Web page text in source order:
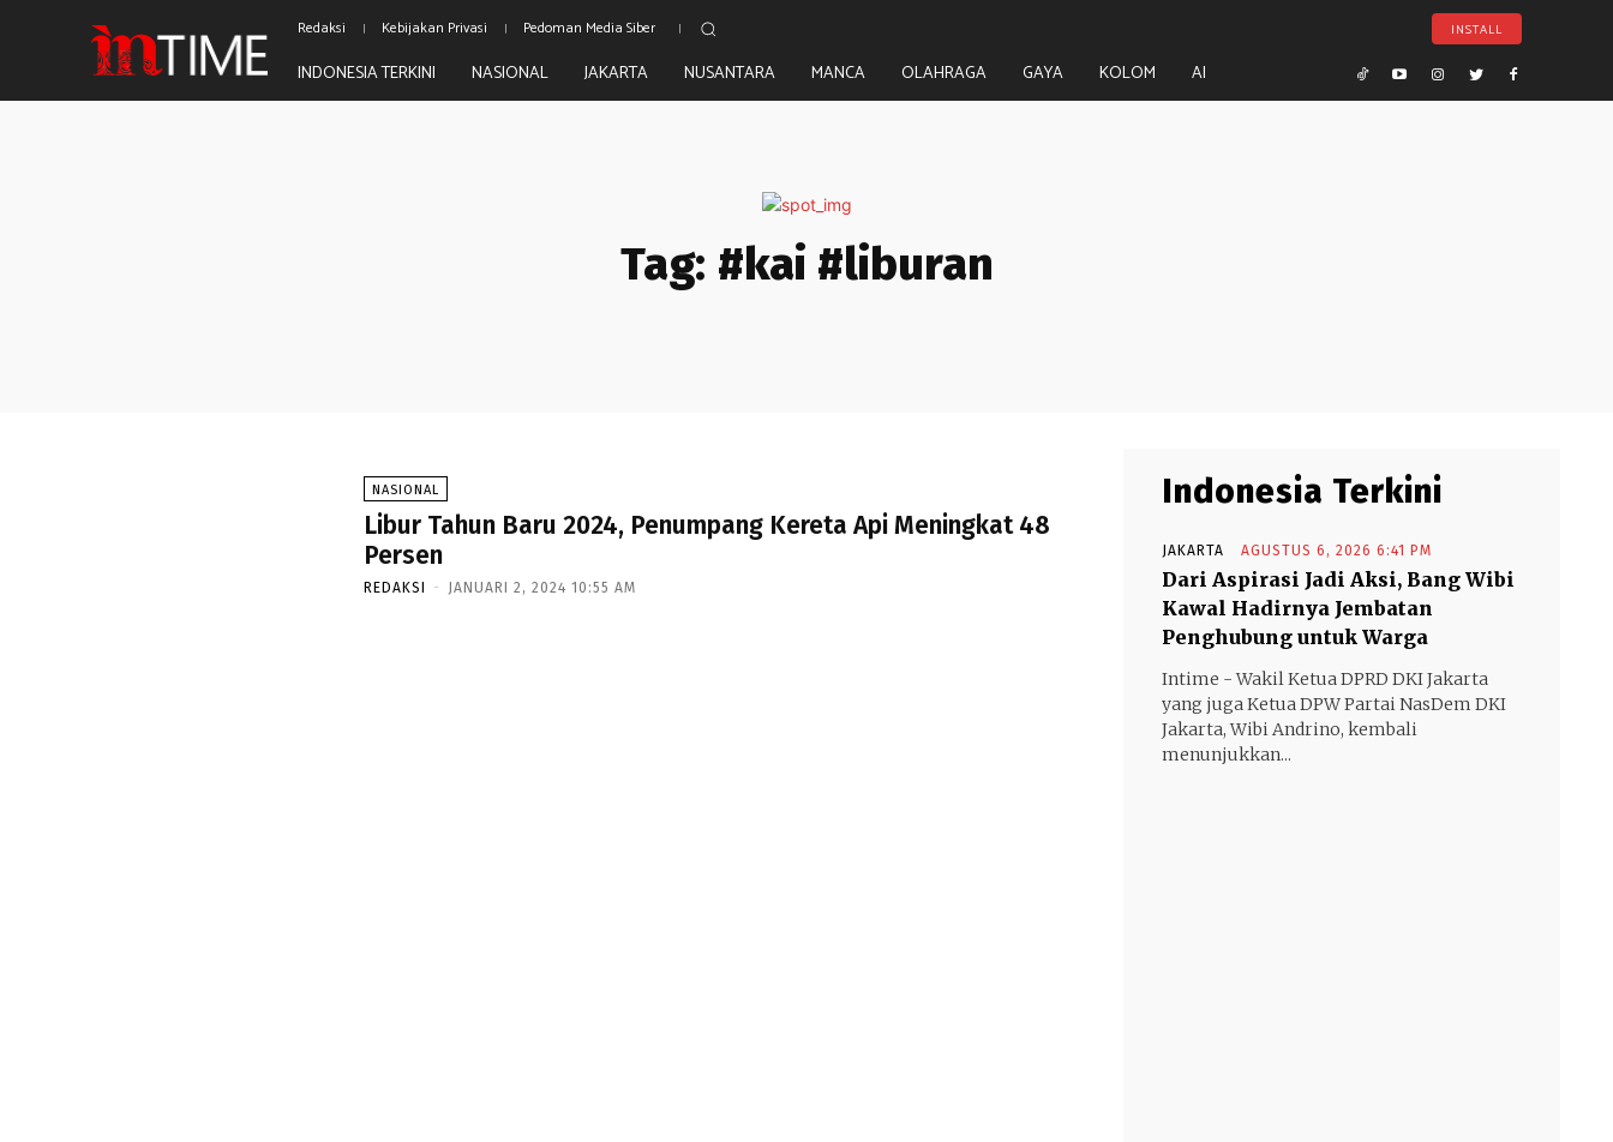
Redaksi Kebijakan Privasi Pedoman Media Siber INSTALL
INDONESIA TERKINI NASIONAL JAKARTA NUSANTARA MANCA OLAHRAGA GAYA KOLOM AI
Tag: #kai #liburan
NASIONAL
Libur Tahun Baru 2024, Penumpang Kereta Api Meningkat 48
Persen
REDAKSI - JANUARI 2, 2024 10:55 AM
Indonesia Terkini
JAKARTA AGUSTUS 6, 2026 6:41 PM
Dari Aspirasi Jadi Aksi, Bang Wibi
Kawal Hadirnya Jembatan
Penghubung untuk Warga
Intime - Wakil Ketua DPRD DKI Jakarta
yang juga Ketua DPW Partai NasDem DKI
Jakarta, Wibi Andrino, kembali
menunjukkan...